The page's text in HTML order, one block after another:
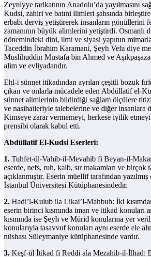
Zeyniyye tarikatının Anadolu’da yayılmasını
Kudsi, zahiri ve batıni ilimleri şahsında
erbabı derviş yetiştirerek insanların gönüllerini
zamanının büyük alimlerini yetiştirdi. Osmanlı
dönemindeki dini, ilmi ve siyasi yapının
Taceddin İbrahim Karamani, Şeyh Vefa diye
Muslihuddin Mustafa bin Ahmed ve
alim ve evliyadandır.
Ehl-i sünnet itikadından ayrılan çeşitli bozuk
çıkan ve onlarla mücadele eden Abdüllatif el-
sünnet alimlerinin bildirdiği sağlam ölçülere
ve nasihatleriyle talebelerine ve diğer insanlara
Kimseye zarar vermemeyi, herkese iyilik
prensibi olarak kabul etti.
Abdüllatif El-Kudsi Eserleri:
1. Tuhfet-ül-Vahib-il-Mevahib fi Beyan-il-
eserde, nefs, ruh, kalb, sır makamları ve birçok
açıklanmıştır. Eserin müellif tarafından
İstanbul Üniversitesi Kütüphanesindedir.
2. Hadi’l-Kulub ila Likai’l-Mahbub: İki
eserin birinci kısmında iman ve itikad konuları
kısmında ise Şeyh ve Mürid konularına yer
konularıyla tasavvuf konuları aynı eserde ele
nüshası Süleymaniye kütüphanesinde vardır.
3. Keşf-ül İtikad fi Reddi ala Mezahib-il-İlhad: